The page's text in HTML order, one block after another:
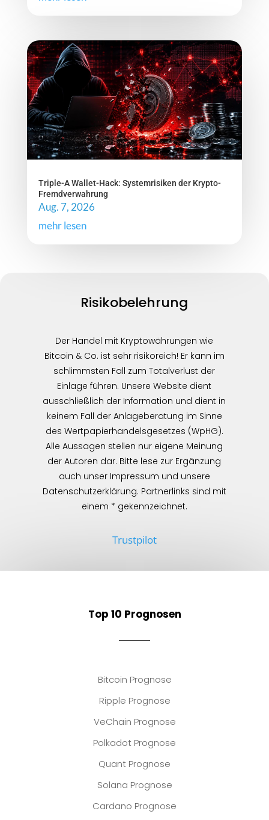
Triple-A Wallet-Hack: Systemrisiken der Krypto-
Fremdverwahrung
Aug. 7, 2026
mehr lesen
Risikobelehrung
Der Handel mit Kryptowährungen wie
Bitcoin & Co. ist sehr risikoreich! Er kann im
schlimmsten Fall zum Totalverlust der
Einlage führen. Unsere Website dient
ausschließlich der Information und dient in
keinem Fall der Anlageberatung im Sinne
des Wertpapierhandelsgesetzes (WpHG).
Alle Aussagen stellen nur eigene Meinung
der Autoren dar. Bitte lese zur Ergänzung
auch unser Impressum und unsere
Datenschutzerklärung. Partnerlinks sind mit
einem * gekennzeichnet.
Trustpilot
Top 10 Prognosen
Bitcoin Prognose
Ripple Prognose
VeChain Prognose
Polkadot Prognose
Quant Prognose
Solana Prognose
Cardano Prognose